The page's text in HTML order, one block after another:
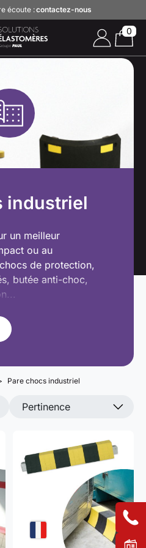
écoute :contactez-nous
industriel
un meilleur
ou au
de protection,
butée anti-choc,
Pare chocs industriel
Pertinence
0